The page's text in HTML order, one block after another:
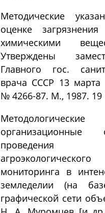
Методические
оценке
химическими
Утверждены
Главного гос.
врача СССР 13 марта
№ 4266-87. М., 1987. 19
организационные
проведения
агроэкологического
мониторинга в
земледелии (на
графической сети